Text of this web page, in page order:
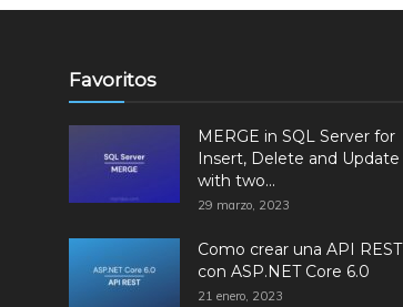
Favoritos
MERGE in SQL Server for
Insert, Delete and Update
with two...
29 marzo, 2023
Como crear una API REST
con ASP.NET Core 6.0
21 enero, 2023